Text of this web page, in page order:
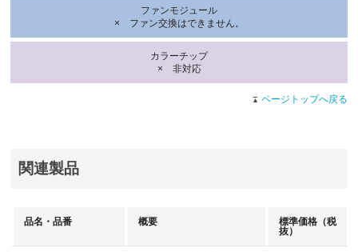
ファンモジュール
× ファン交換はできません。
カラーチップ
× 非対応
ページトップへ戻る
関連製品
品名・品番 概要 標準価格 （税
抜）